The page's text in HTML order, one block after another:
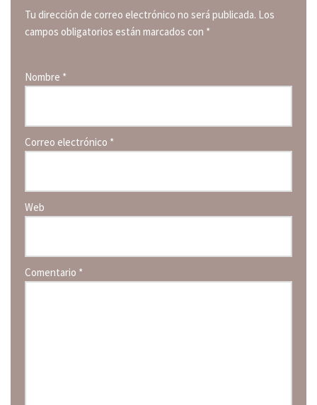
Tu dirección de correo electrónico no será publicada. Los
campos obligatorios están marcados con *
Nombre *
Correo electrónico *
Web
Comentario *